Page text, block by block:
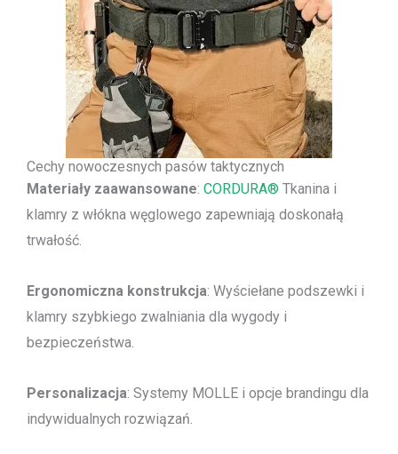
Cechy nowoczesnych pasów taktycznych
Materiały zaawansowane: CORDURA® Tkanina i
klamry z włókna węglowego zapewniają doskonałą
trwałość.
Ergonomiczna konstrukcja: Wyściełane podszewki i
klamry szybkiego zwalniania dla wygody i
bezpieczeństwa.
Personalizacja: Systemy MOLLE i opcje brandingu dla
indywidualnych rozwiązań.